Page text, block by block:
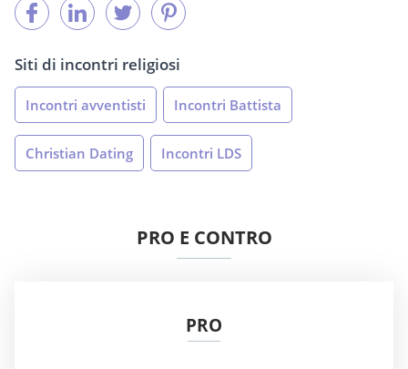
Siti di incontri religiosi
Incontri avventisti Incontri Battista
Christian Dating Incontri LDS
PRO E CONTRO
PRO